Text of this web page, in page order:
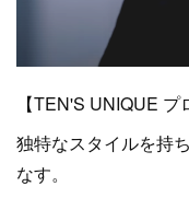
【TEN'S UNIQUE プ
独特なスタイルを持
なす。